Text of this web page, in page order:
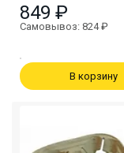
849 ₽
Самовывоз: 824 ₽
В корзину